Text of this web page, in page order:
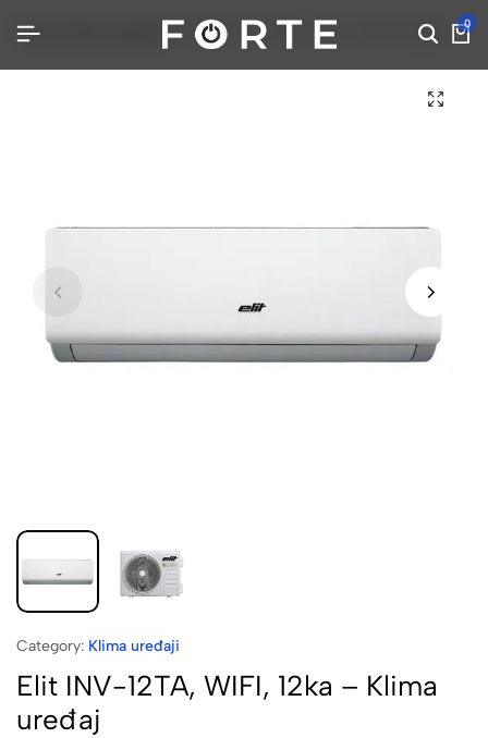
0
Home Elit INV-12TA, WIFI, 12ka – Klima uređaj
Category: Klima uređaji
Elit INV-12TA, WIFI, 12ka – Klima
uređaj